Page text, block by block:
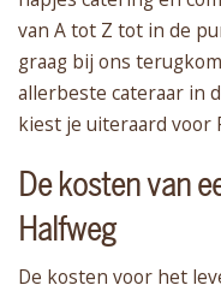
van A tot Z tot in de
graag bij ons
allerbeste cateraar in
kiest je uiteraard voor
De kosten van
Halfweg
De kosten voor het